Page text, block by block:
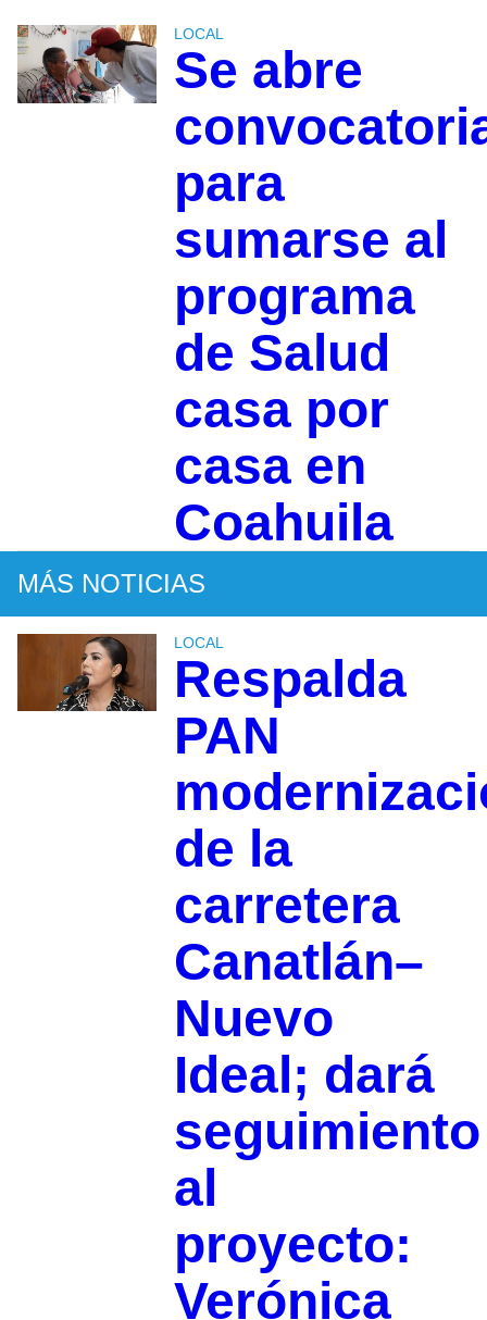
LOCAL
Se abre
para
sumarse al
programa
de Salud
casa por
casa en
Coahuila
MÁS NOTICIAS
LOCAL
Respalda
PAN
de la
carretera
Canatlán–
Nuevo
Ideal; dará
seguimiento
al
proyecto:
Verónica